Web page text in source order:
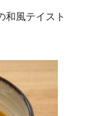
和風テイスト